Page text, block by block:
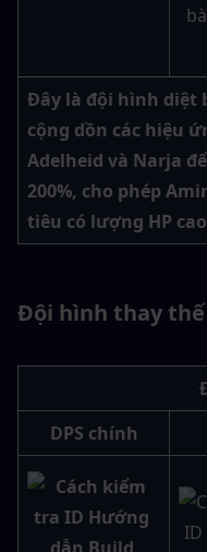
Đây là đội hình diệt
cộng dồn các hiệu
Adelheid và Narja
200%, cho phép
tiêu có lượng HP
Đội hình thay thế
DPS chính